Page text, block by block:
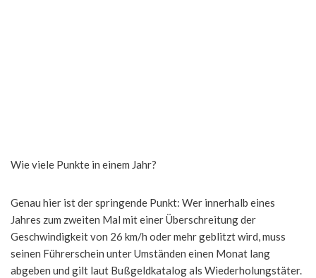
Wie viele Punkte in einem Jahr?
Genau hier ist der springende Punkt: Wer innerhalb eines
Jahres zum zweiten Mal mit einer Überschreitung der
Geschwindigkeit von 26 km/h oder mehr geblitzt wird, muss
seinen Führerschein unter Umständen einen Monat lang
abgeben und gilt laut Bußgeldkatalog als Wiederholungstäter.